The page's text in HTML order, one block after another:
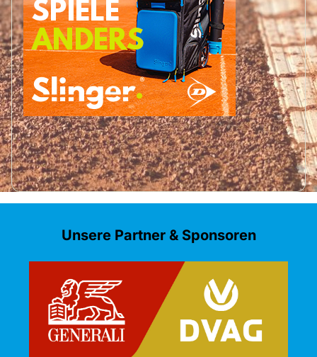
Unsere Partner & Sponsoren